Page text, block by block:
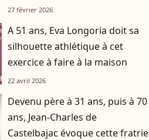
a été pris à partie
27 février 2026
A 51 ans, Eva Longoria doit sa
silhouette athlétique à cet
exercice à faire à la maison
22 avril 2026
Devenu père à 31 ans, puis à 70
ans, Jean-Charles de
Castelbajac évoque cette fratrie